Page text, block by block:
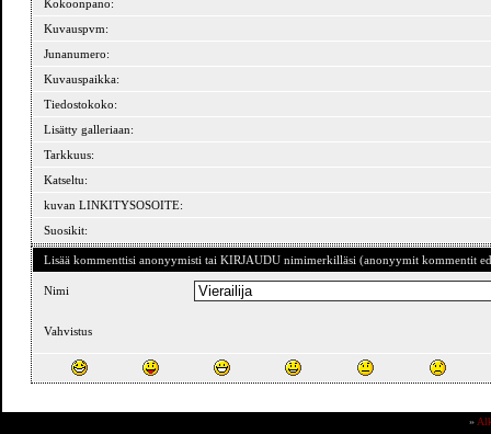
Kokoonpano:
Kuvauspvm:
Junanumero:
Kuvauspaikka:
Tiedostokoko:
Lisätty galleriaan:
Tarkkuus:
Katseltu:
kuvan LINKITYSOSOITE:
Suosikit:
Lisää kommenttisi anonyymisti tai KIRJAUDU nimimerkilläsi (anonyymit kommentit
Nimi
Vahvistus
»